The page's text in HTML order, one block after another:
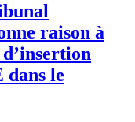
raison à
dans le